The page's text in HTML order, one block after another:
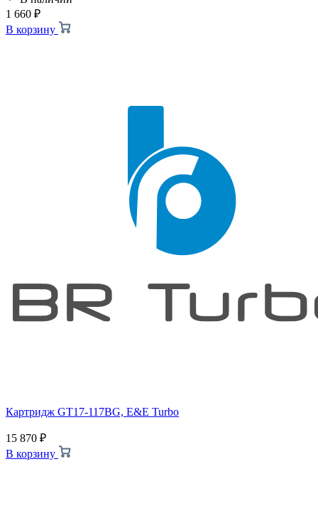
1 660 ₽
В корзину
Картридж GT17-117BG, E&E Turbo
15 870 ₽
В корзину